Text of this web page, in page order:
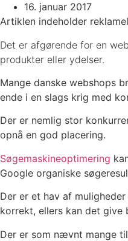
16. januar 2017
Artiklen indeholder
Det er afgørende for en
produkter eller ydelser.
Mange danske webshops
ende i en slags krig med
Der er nemlig stor
opnå en god placering.
Søgemaskineoptimering
Google organiske
Der er et hav af
korrekt, ellers kan det give
Der er som nævnt mange